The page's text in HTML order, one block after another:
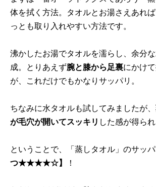
体を拭く方法。タオルとお湯さえあれ
っとも取り入れやすい方法です。
沸かしたお湯でタオルを濡らし、余分
成。とりあえず腕と膝から足裏にかけ
が、これだけでもかなりサッパリ。
ちなみに水タオルも試してみましたが、
が毛穴が開いてスッキリ した感が得られ
ということで、「蒸しタオル」のサッパ
つ★★★★☆】
！